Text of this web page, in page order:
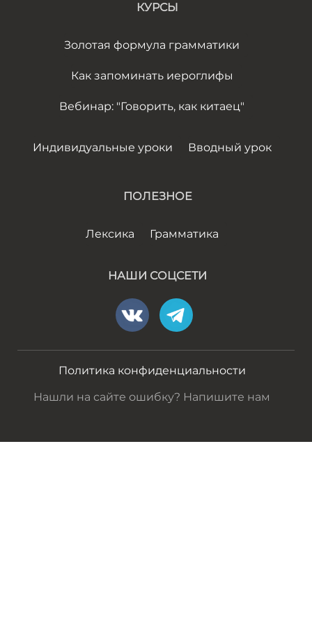
КУРСЫ
Золотая формула грамматики
Как запоминать иероглифы
Вебинар: "Говорить, как китаец"
Индивидуальные уроки Вводный урок
ПОЛЕЗНОЕ
Лексика Грамматика
НАШИ СОЦСЕТИ
Политика конфиденциальности
Нашли на сайте ошибку? Напишите нам